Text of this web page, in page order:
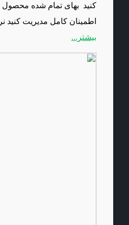
کنید بهای تمام شده محصول
اطمینان کامل مدیریت کنید نرم
بیشتر...